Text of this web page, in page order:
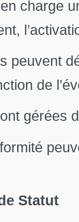
charge
peuvent
de
gérées
Statut